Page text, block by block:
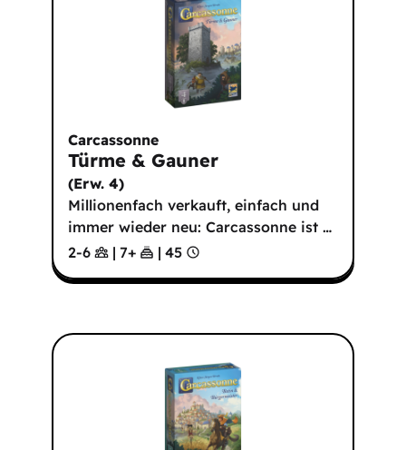
Carcassonne
Türme & Gauner
(Erw. 4)
Millionenfach verkauft, einfach und
immer wieder neu: Carcassonne ist …
2-6
| 7+ | 45